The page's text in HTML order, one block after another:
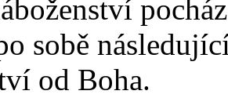
sobě
od Boha.